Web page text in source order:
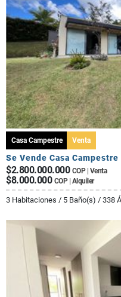
Casa Campestre Venta
Se Vende Casa
$2.800.000.000 COP | Venta
$8.000.000 COP | Alquiler
3 Habitaciones / 5 Baño(s) / 338